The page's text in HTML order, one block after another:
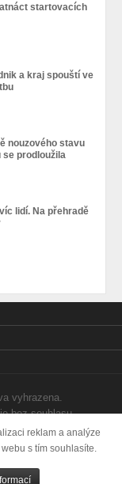
startovacích
a kraj spouští ve
nouzového stavu
prodloužila
lidí. Na přehradě
vyhrazena.
bez souhlasu
reklam a analýze
s tím souhlasíte.